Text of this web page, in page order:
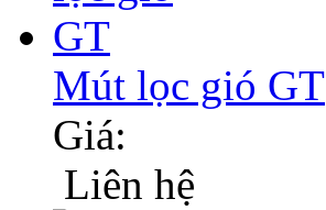
Mút lọc gió GT
Giá:
Liên hệ